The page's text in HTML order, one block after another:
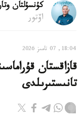
كۇنسۇلتان
اۆتور
18:04, 07 تامىز 2026
قازاقستان
تانىستىرىلدى